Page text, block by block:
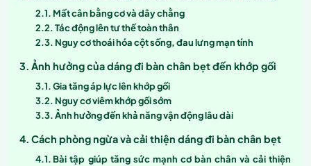
Mất cân bằng cơ và dây chằng
Tác động lên tư thế toàn thân
Nguy cơ thoái hóa cột sống, đau lưng mạn tính
Ảnh hưởng của dáng đi bàn chân bẹt đến khớp gối
Gia tăng áp lực lên khớp gối
Nguy cơ viêm khớp gối sớm
Ảnh hưởng đến khả năng vận động lâu dài
Cách phòng ngừa và cải thiện dáng đi bàn chân bẹt
Bài tập giúp tăng sức mạnh cơ bàn chân và cải thiện